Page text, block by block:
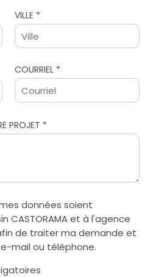
VILLE *
COURRIEL *
données soient
CASTORAMA et à l'agence
de traiter ma demande et
mail ou téléphone.